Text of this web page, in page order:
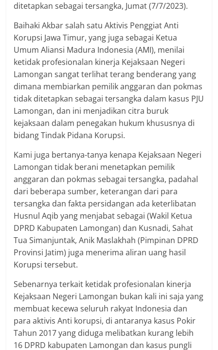
ditetapkan sebagai tersangka, Jumat (7/7/2023).
Baihaki Akbar salah satu Aktivis Penggiat Anti
Korupsi Jawa Timur, yang juga sebagai Ketua
Umum Aliansi Madura Indonesia (AMI), menilai
ketidak profesionalan kinerja Kejaksaan Negeri
Lamongan sangat terlihat terang benderang yang
dimana membiarkan pemilik anggaran dan pokmas
tidak ditetapkan sebagai tersangka dalam kasus PJU
Lamongan, dan ini menjadikan citra buruk
kejaksaan dalam penegakan hukum khususnya di
bidang Tindak Pidana Korupsi.
Kami juga bertanya-tanya kenapa Kejaksaan Negeri
Lamongan tidak berani menetapkan pemilik
anggaran dan pokmas sebagai tersangka, padahal
dari beberapa sumber, keterangan dari para
tersangka dan fakta persidangan ada keterlibatan
Husnul Aqib yang menjabat sebagai (Wakil Ketua
DPRD Kabupaten Lamongan) dan Kusnadi, Sahat
Tua Simanjuntak, Anik Maslakhah (Pimpinan DPRD
Provinsi Jatim) juga menerima aliran uang hasil
Korupsi tersebut.
Sebenarnya terkait ketidak profesionalan kinerja
Kejaksaan Negeri Lamongan bukan kali ini saja yang
membuat kecewa seluruh rakyat Indonesia dan
para aktivis Anti korupsi, di antaranya kasus Pokir
Tahun 2017 yang diduga melibatkan kurang lebih
16 DPRD kabupaten Lamongan dan kasus pungli